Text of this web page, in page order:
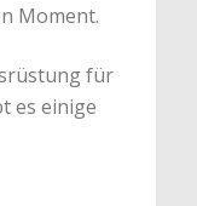
Moment.
für
es einige